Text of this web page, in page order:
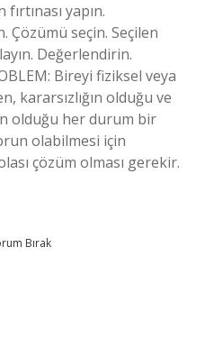
yapın.
seçin. Seçilen
Değerlendirin.
Bireyi fiziksel veya
kararsızlığın olduğu ve
olduğu her durum bir
olabilmesi için
çözüm olması gerekir.
Bırak